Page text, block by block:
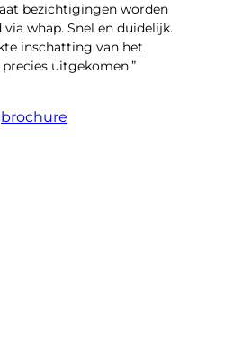
bezichtigingen worden
whap. Snel en duidelijk.
inschatting van het
uitgekomen.”